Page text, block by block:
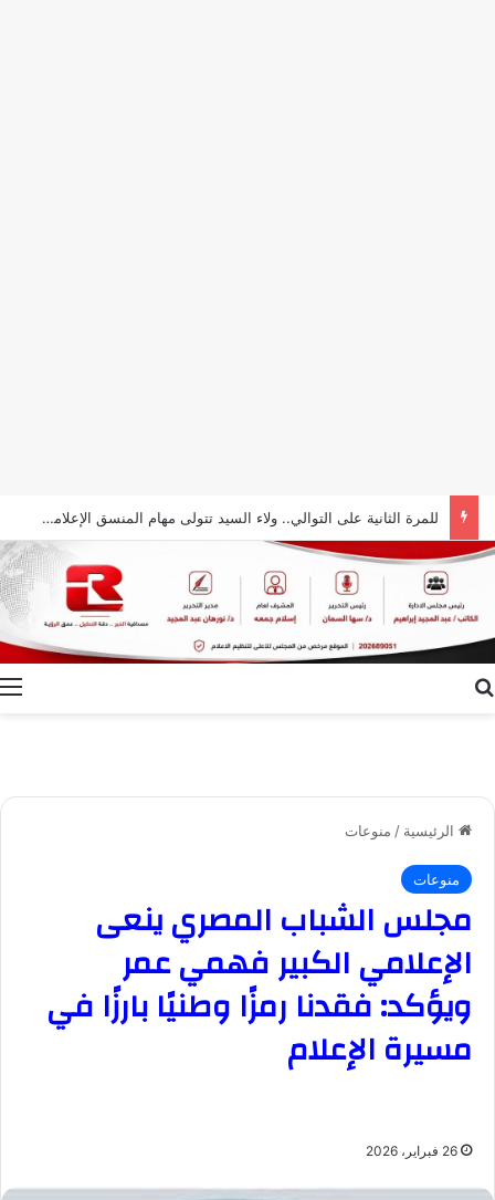
للمرة الثانية على التوالي.. ولاء السيد تتولى مهام المنسق الإعلامي لمهرجان “الأفضل بين الأفضل” في دورته الخامسة
الرئيسية / منوعات
منوعات
مجلس الشباب المصري ينعى
الإعلامي الكبير فهمي عمر
ويؤكد: فقدنا رمزًا وطنيًا بارزًا في
مسيرة الإعلام
26 فبراير، 2026